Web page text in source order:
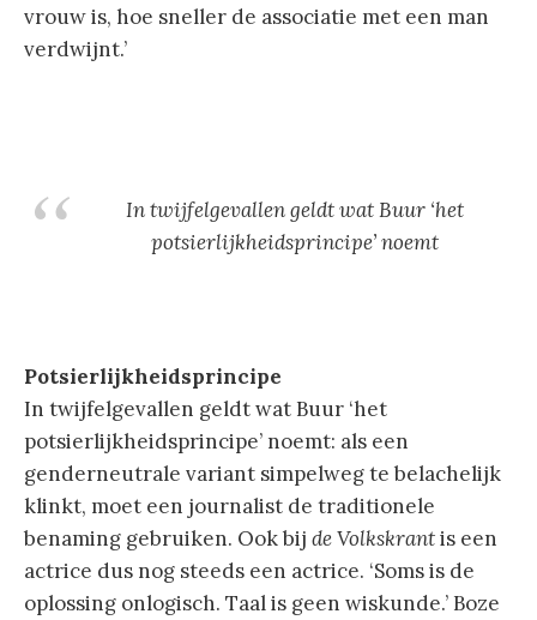
vrouw is, hoe sneller de associatie met een man
verdwijnt.’
In twijfelgevallen geldt wat Buur ‘het
potsierlijkheidsprincipe’ noemt
Potsierlijkheidsprincipe
In twijfelgevallen geldt wat Buur ‘het
potsierlijkheidsprincipe’ noemt: als een
genderneutrale variant simpelweg te belachelijk
klinkt, moet een journalist de traditionele
benaming gebruiken. Ook bij de Volkskrantis een
actrice dus nog steeds een actrice. ‘Soms is de
oplossing onlogisch. Taal is geen wiskunde.’ Boze